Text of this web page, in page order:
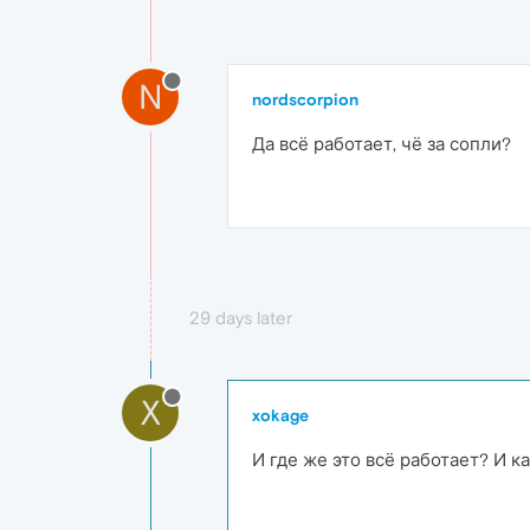
N nordscorpion
Да всё работает, чё за сопли?
29 days later
X xokage
И где же это всё работает? И